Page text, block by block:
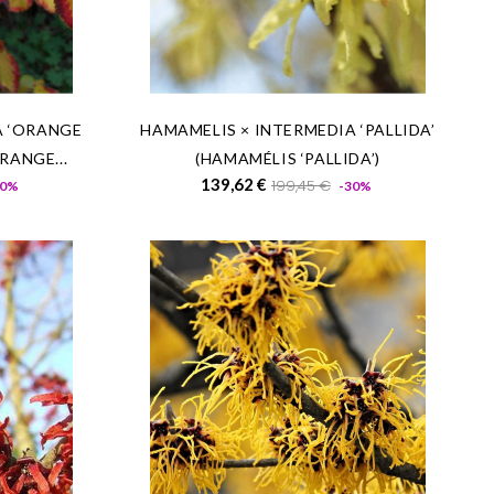
HAMAMELIS × INTERMEDIA ‘PALLIDA’
(HAMAMÉLIS ‘PALLIDA’)
139,62 € Prix
199,45 € -30%